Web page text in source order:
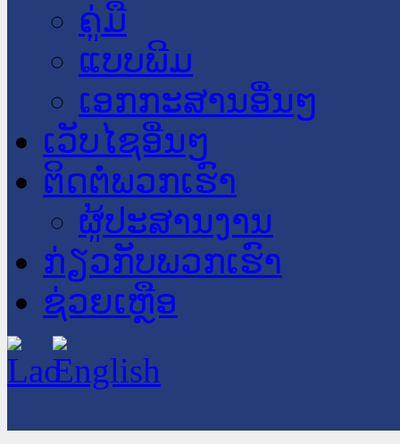
ຄູ່ມື
ແບບພີມ
ເອກກະສານອື່ນໆ
ເວັບໄຊອື່ນໆ
ຕິດຕໍ່ພວກເຮົາ
ຜູ້ປະສານງານ
ກ່ຽວກັບພວກເຮົາ
ຊ່ວຍເຫຼືອ